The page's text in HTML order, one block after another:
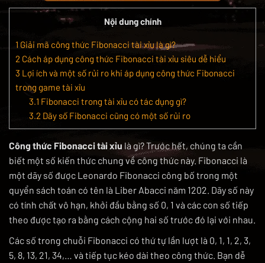
Nội dung chính
1 Giải mã công thức Fibonacci tài xỉu là gì?
2 Cách áp dụng công thức Fibonacci tài xỉu siêu dễ hiểu
3 Lợi ích và một số rủi ro khi áp dụng công thức Fibonacci
trong game tài xỉu
3.1 Fibonacci trong tài xỉu có tác dụng gì?
3.2 Dãy số Fibonacci cũng có một số rủi ro
Công thức Fibonacci tài xỉulà gì? Trước hết, chúng ta cần
biết một số kiến thức chung về công thức này. Fibonacci là
một dãy số được Leonardo Fibonacci công bố trong một
quyển sách toán có tên là Liber Abacci năm 1202. Dãy số này
có tính chất vô hạn, khởi đầu bằng số 0, 1 và các con số tiếp
theo được tạo ra bằng cách cộng hai số trước đó lại với nhau.
Các số trong chuỗi Fibonacci có thứ tự lần lượt là 0, 1, 1, 2, 3,
5, 8, 13, 21, 34,… và tiếp tục kéo dài theo công thức. Bạn dễ